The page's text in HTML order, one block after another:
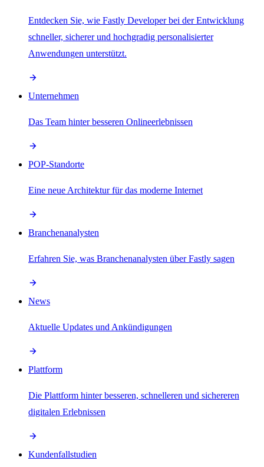
Entdecken Sie, wie Fastly Developer bei der Entwicklung
schneller, sicherer und hochgradig personalisierter
Anwendungen unterstützt.
Unternehmen
Das Team hinter besseren Onlineerlebnissen
POP-Standorte
Eine neue Architektur für das moderne Internet
Branchenanalysten
Erfahren Sie, was Branchenanalysten über Fastly sagen
News
Aktuelle Updates und Ankündigungen
Plattform
Die Plattform hinter besseren, schnelleren und sichereren
digitalen Erlebnissen
Kundenfallstudien